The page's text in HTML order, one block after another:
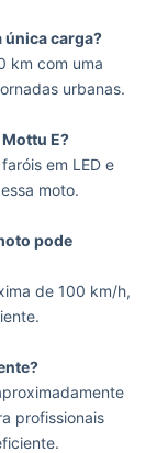
única carga?
km com uma
urbanas.
E?
em LED e
moto.
pode
de 100 km/h,
profissionais